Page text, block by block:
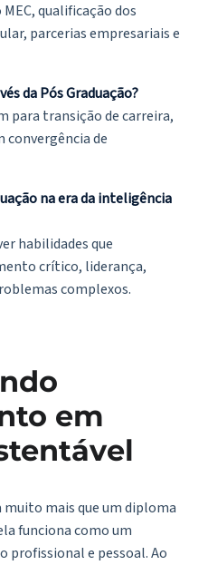
qualificação dos
parcerias empresariais e
da Pós Graduação?
para transição de carreira,
convergência de
na era da inteligência
habilidades que
crítico, liderança,
complexos.
em
mais que um diploma
funciona como um
profissional e pessoal. Ao